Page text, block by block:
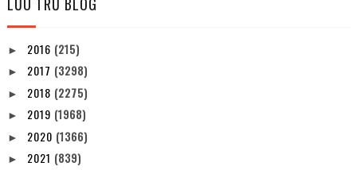
► 2016 (215)
► 2017 (3298)
► 2018 (2275)
► 2019 (1968)
► 2020 (1366)
► 2021 (839)